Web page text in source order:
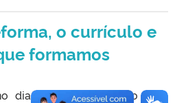
o currículo e
formamos
dia 19/11 o Seminário – “A